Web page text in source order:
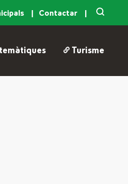
Contactar
Turisme